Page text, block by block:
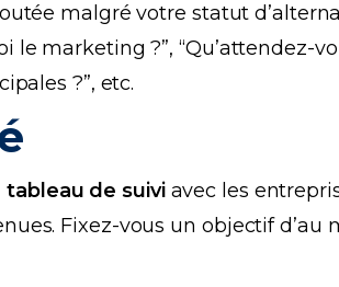
malgré votre statut
le marketing ?”, “Qu’attendez-
?”, etc.
tableau de suiviavec les
Fixez-vous un objectif d’au